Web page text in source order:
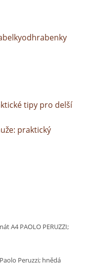
tipy pro delší
praktický
A4 PAOLO PERUZZI;
Peruzzi; hnědá